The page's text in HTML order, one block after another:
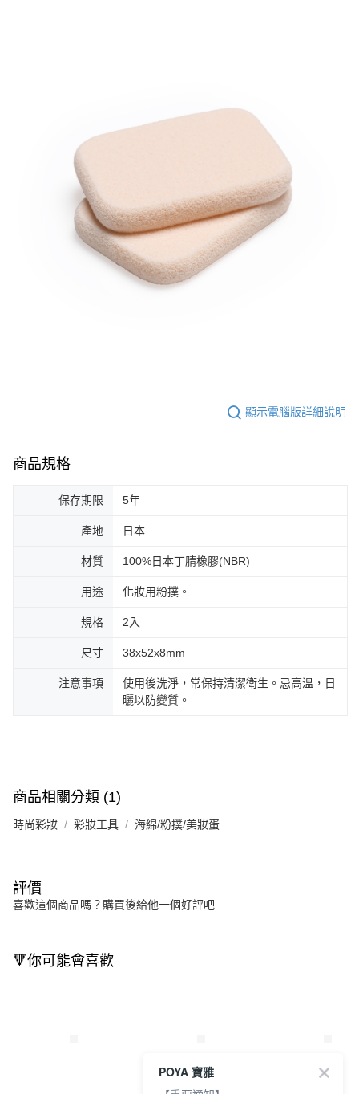
顯示電腦版詳細說明
商品規格
保存期限 5年
產地 日本
材質 100%日本丁腈橡膠(NBR)
用途 化妝用粉撲。
規格 2入
尺寸 38x52x8mm
注意事項
使用後洗淨，常保持清潔衛生。忌高溫，日
曬以防變質。
商品相關分類 (1)
時尚彩妝 彩妝工具 海綿/粉撲/美妝蛋
評價
喜歡這個商品嗎？購買後給他一個好評吧
🔻你可能會喜歡
POYA 寶雅